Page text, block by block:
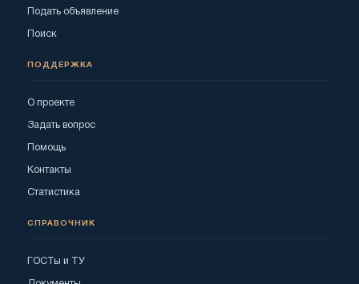
Подать объявление
Поиск
ПОДДЕРЖКА
О проекте
Задать вопрос
Помощь
Контакты
Статистика
СПРАВОЧНИК
ГОСТы и ТУ